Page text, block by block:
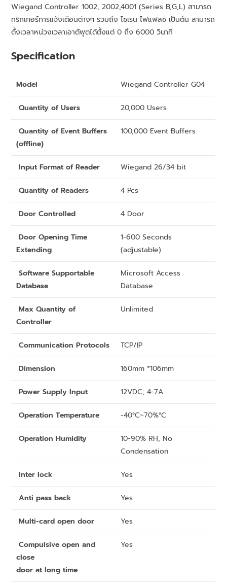
Wiegand Controller 1002, 2002,4001 (Series B,G,L) สามารถ
ทริกเกอร์การแจ้งเตือนต่างๆ รวมถึง ไซเรน ไฟแฟลช เป็นต้น สามารถ
ตั้งเวลาหน่วงเวลาเอาตัพุตได้ตั้งแต่ 0 ถึง 6000 วินาที
Specification
Model Wiegand Controller G04
Quantity of Users 20,000 Users
Quantity of Event Buffers
(offline)
100,000 Event Buffers
Input Format of Reader Wiegand 26/34 bit
Quantity of Readers 4 Pcs
Door Controlled 4 Door
Door Opening Time
Extending
1-600 Seconds
(adjustable)
Software Supportable
Database
Microsoft Access
Database
Max Quantity of
Controller
Unlimited
Communication Protocols TCP/IP
Dimension 160mm *106mm
Power Supply Input 12VDC; 4-7A
Operation Temperature -40°C~70%°C
Operation Humidity
10-90% RH, No
Condensation
Inter lock Yes
Anti pass back Yes
Multi-card open door Yes
Compulsive open and
close
door at long time
Yes